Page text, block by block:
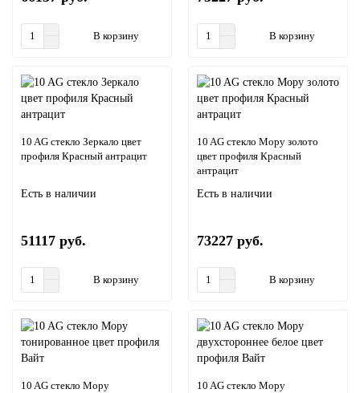
В корзину В корзину
10 AG стекло Зеркало цвет
профиля Красный антрацит
Есть в наличии
51117 руб.
В корзину
10 AG стекло Мору золото
цвет профиля Красный
антрацит
Есть в наличии
73227 руб.
В корзину
10 AG стекло Мору
10 AG стекло Мору